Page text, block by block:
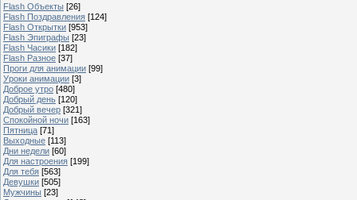
Flash Объекты [26]
Flash Поздравления [124]
Flash Открытки [953]
Flash Эпиграфы [23]
Flash Часики [182]
Flash Разное [37]
Проги для анимации [99]
Уроки анимации [3]
Доброе утро [480]
Добрый день [120]
Добрый вечер [321]
Спокойной ночи [163]
Пятница [71]
Выходные [113]
Дни недели [60]
Для настроения [199]
Для тебя [563]
Девушки [505]
Мужчины [23]